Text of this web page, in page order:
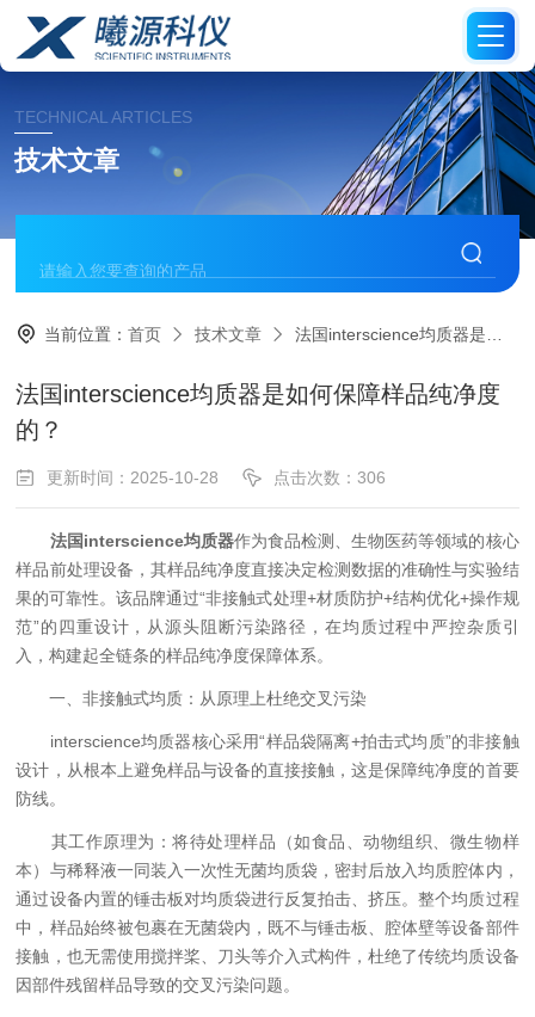
TECHNICAL ARTICLES
技术文章
当前位置：首页 技术文章 法国interscience均质器是如何保障样品纯净度的？
法国interscience均质器是如何保障样品纯净度
的？
更新时间：2025-10-28 点击次数：306
法国interscience均质器作为食品检测、生物医药等领域的核心
样品前处理设备，其样品纯净度直接决定检测数据的准确性与实验结
果的可靠性。该品牌通过“非接触式处理+材质防护+结构优化+操作规
范”的四重设计，从源头阻断污染路径，在均质过程中严控杂质引
入，构建起全链条的样品纯净度保障体系。
一、非接触式均质：从原理上杜绝交叉污染
interscience均质器核心采用“样品袋隔离+拍击式均质”的非接触
设计，从根本上避免样品与设备的直接接触，这是保障纯净度的首要
防线。
其工作原理为：将待处理样品（如食品、动物组织、微生物样
本）与稀释液一同装入一次性无菌均质袋，密封后放入均质腔体内，
通过设备内置的锤击板对均质袋进行反复拍击、挤压。整个均质过程
中，样品始终被包裹在无菌袋内，既不与锤击板、腔体壁等设备部件
接触，也无需使用搅拌桨、刀头等介入式构件，杜绝了传统均质设备
因部件残留样品导致的交叉污染问题。